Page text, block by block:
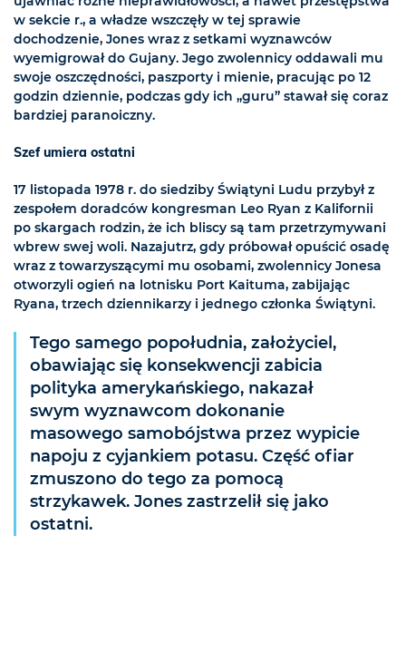
w sekcie r., a władze wszczęły w tej sprawie
dochodzenie, Jones wraz z setkami wyznawców
wyemigrował do Gujany. Jego zwolennicy oddawali mu
swoje oszczędności, paszporty i mienie, pracując po 12
godzin dziennie, podczas gdy ich „guru” stawał się coraz
bardziej paranoiczny.
Szef umiera ostatni
17 listopada 1978 r. do siedziby Świątyni Ludu przybył z
zespołem doradców kongresman Leo Ryan z Kalifornii
po skargach rodzin, że ich bliscy są tam przetrzymywani
wbrew swej woli. Nazajutrz, gdy próbował opuścić osadę
wraz z towarzyszącymi mu osobami, zwolennicy Jonesa
otworzyli ogień na lotnisku Port Kaituma, zabijając
Ryana, trzech dziennikarzy i jednego członka Świątyni.
Tego samego popołudnia, założyciel,
obawiając się konsekwencji zabicia
polityka amerykańskiego, nakazał
swym wyznawcom dokonanie
masowego samobójstwa przez wypicie
napoju z cyjankiem potasu. Część ofiar
zmuszono do tego za pomocą
strzykawek. Jones zastrzelił się jako
ostatni.